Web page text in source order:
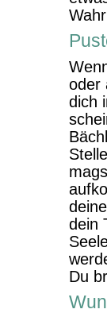
oder
dich
dein
Du